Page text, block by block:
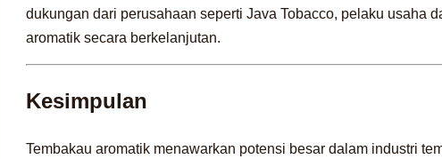
dukungan dari perusahaan seperti Java Tobacco, pelaku usaha
aromatik secara berkelanjutan.
Kesimpulan
Tembakau aromatik menawarkan potensi besar dalam industri